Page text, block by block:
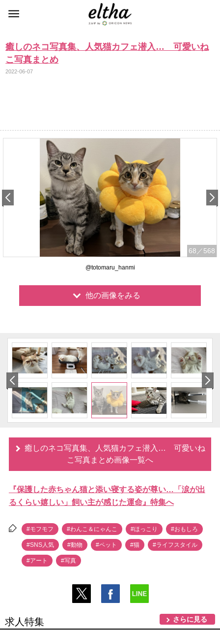
癒しのネコ写真集、人気猫カフェ潜入… 可愛いね
こ写真まとめ
2022-06-07
68 ／568
@totomaru_hanmi
他の画像をみる
癒しのネコ写真集、人気猫カフェ潜入… 可愛いね
こ写真まとめ画像一覧へ
『保護した赤ちゃん猫と添い寝する姿が尊い…「涙が出
るくらい嬉しい」飼い主が感じた運命』特集へ
#モフモフ #わんこ＆にゃんこ #ほっこり #おもしろ
#SNS人気 #動物 #ペット #猫 #ライフスタイル
#アート #写真
求人特集 さらに見る